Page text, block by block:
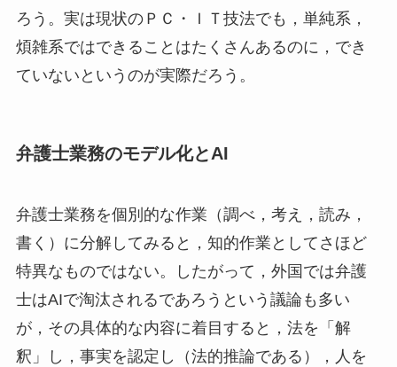
ろう。実は現状のＰＣ・ＩＴ技法でも，単純系，
煩雑系ではできることはたくさんあるのに，でき
ていないというのが実際だろう。
弁護士業務のモデル化とAI
弁護士業務を個別的な作業（調べ，考え，読み，
書く）に分解してみると，知的作業としてさほど
特異なものではない。したがって，外国では弁護
士はAIで淘汰されるであろうという議論も多い
が，その具体的な内容に着目すると，法を「解
釈」し，事実を認定し（法的推論である），人を